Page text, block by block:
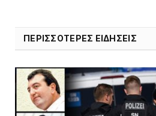
ΠΕΡΙΣΣΟΤΕΡΕΣ ΕΙΔΗΣΕΙΣ